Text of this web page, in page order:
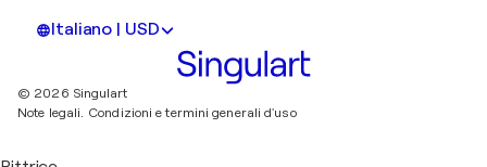
Italiano | USD
© 2026 Singulart
Note legali. Condizioni e termini generali d'uso